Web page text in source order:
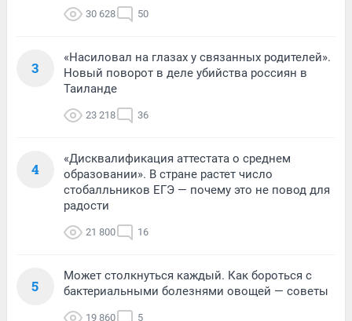
30 628 50
3
«Насиловал на глазах у связанных родителей».
Новый поворот в деле убийства россиян в
Таиланде
23 218 36
4
«Дисквалификация аттестата о среднем
образовании». В стране растет число
стобалльников ЕГЭ — почему это не повод для
радости
21 800 16
5
Может столкнуться каждый. Как бороться с
бактериальными болезнями овощей — советы
19 860 5